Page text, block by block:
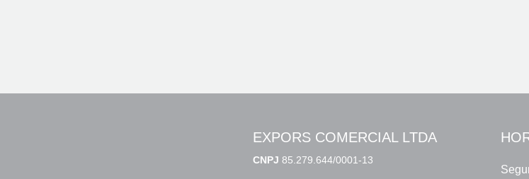
EXPORS COMERCIAL LTDA
CNPJ 85.279.644/0001-13